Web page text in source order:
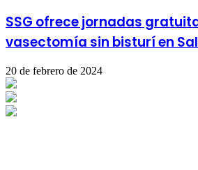
SSG ofrece jornadas
vasectomía sin bisturí en
20 de febrero de 2024